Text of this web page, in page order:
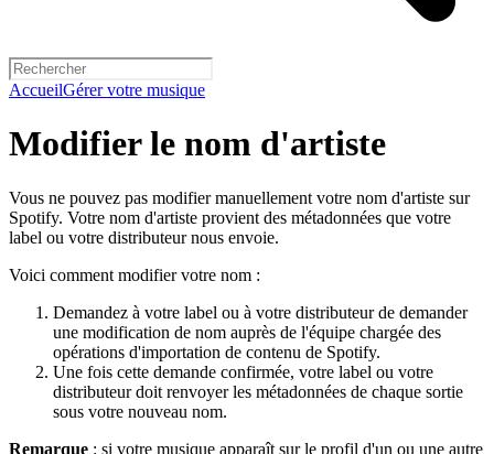
AccueilGérer votre musique
Modifier le nom d'artiste
Vous ne pouvez pas modifier manuellement votre nom d'artiste sur
Spotify. Votre nom d'artiste provient des métadonnées que votre
label ou votre distributeur nous envoie.
Voici comment modifier votre nom :
Demandez à votre label ou à votre distributeur de demander
une modification de nom auprès de l'équipe chargée des
opérations d'importation de contenu de Spotify.
Une fois cette demande confirmée, votre label ou votre
distributeur doit renvoyer les métadonnées de chaque sortie
sous votre nouveau nom.
Remarque : si votre musique apparaît sur le profil d'un ou une autre